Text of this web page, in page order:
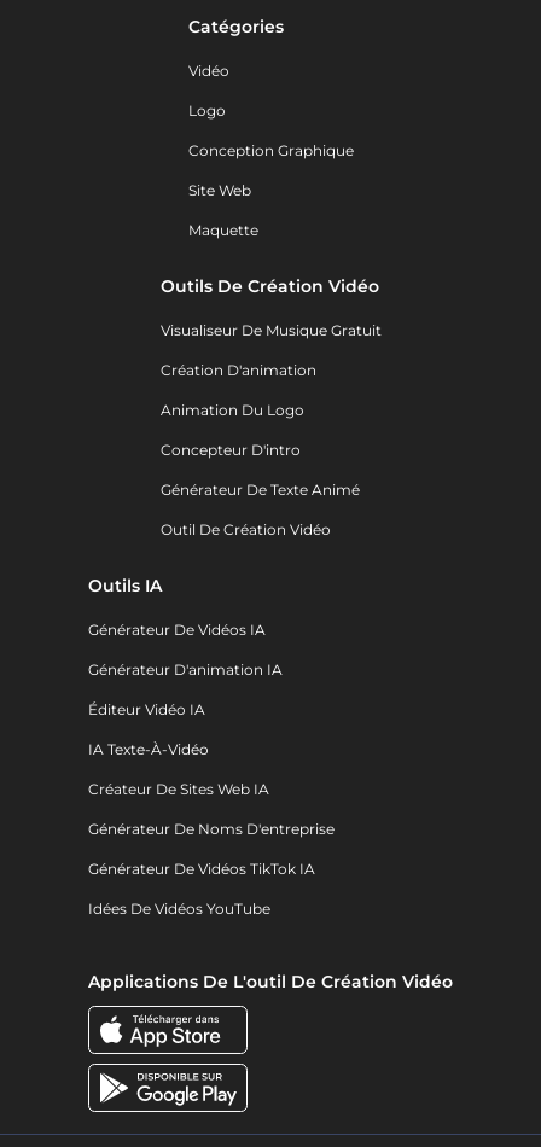
Catégories
Vidéo
Logo
Conception Graphique
Site Web
Maquette
Outils De Création Vidéo
Visualiseur De Musique Gratuit
Création D'animation
Animation Du Logo
Concepteur D'intro
Générateur De Texte Animé
Outil De Création Vidéo
Outils IA
Générateur De Vidéos IA
Générateur D'animation IA
Éditeur Vidéo IA
IA Texte-À-Vidéo
Créateur De Sites Web IA
Générateur De Noms D'entreprise
Générateur De Vidéos TikTok IA
Idées De Vidéos YouTube
Applications De L'outil De Création Vidéo